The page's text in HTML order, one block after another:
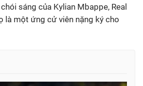
sáng của Kylian Mbappe, Real
là một ứng cử viên nặng ký cho